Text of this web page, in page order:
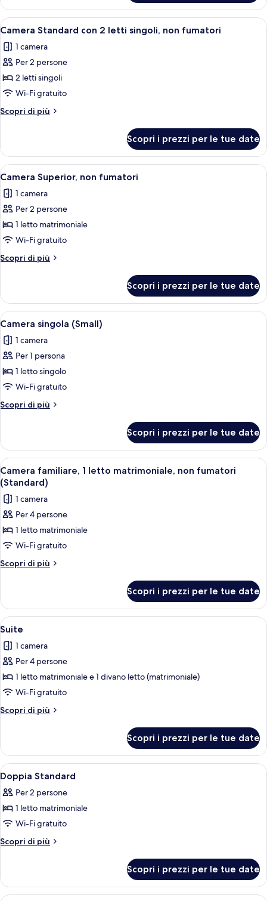
Standard,
non
fumatori
Apri
tutte
le
foto
per
Camera
Standard
con
letti
singoli,
non
fumatori
Una camera d'albergo con un letto,
1
Camera Standard con 2 letti singoli, non fumatori
1 camera
Per 2 persone
2 letti singoli
Wi-Fi gratuito
Scopri di più
Altri
Standard
con
2
singoli,
non
Scopri i prezzi per le tue date
Apri
tutte
le
foto
per
Camera
Superior,
non
Una camera d'albergo con un letto,
2
Camera Superior, non fumatori
1 camera
Per 2 persone
1 letto matrimoniale
Wi-Fi gratuito
Scopri di più
Altri
Superior,
non
fumatori
Scopri i prezzi per le tue date
Apri
tutte
le
foto
per
Camera
singola
(Small)
Una scrivania, postazione laptop,
1
Camera singola (Small)
1 camera
Per 1 persona
1 letto singolo
Wi-Fi gratuito
Scopri di più
Altri
singola
(Small)
Scopri i prezzi per le tue date
Apri
tutte
le
foto
per
Camera
familiare,
1
non
fumatori
(Standard)
Una camera d'albergo con un letto,
1
Camera familiare, 1 letto matrimoniale, non fumatori
(Standard)
1 camera
Per 4 persone
1 letto matrimoniale
Wi-Fi gratuito
Scopri di più
Altri
familiare,
letto
non
fumatori
Scopri i prezzi per le tue date
Apri
tutte
le
foto
per
Suite
Una camera d'albergo con un letto,
2
Suite
1 camera
Per 4 persone
1 letto matrimoniale e 1 divano letto (matrimoniale)
Wi-Fi gratuito
Scopri di più
Altri
Scopri i prezzi per le tue date
Apri
tutte
le
foto
per
Doppia
Una camera d'albergo con un letto,
1
Doppia Standard
Per 2 persone
1 letto matrimoniale
Wi-Fi gratuito
Scopri di più
Altri
Standard
Scopri i prezzi per le tue date